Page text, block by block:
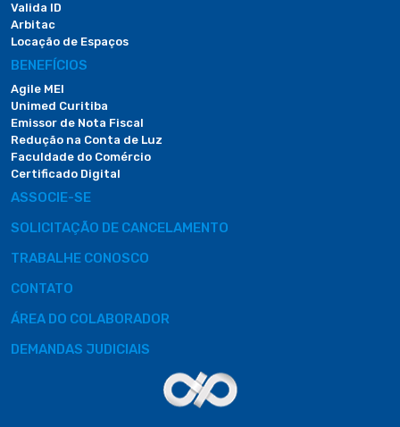
Valida ID
Arbitac
Locação de Espaços
BENEFÍCIOS
Agile MEI
Unimed Curitiba
Emissor de Nota Fiscal
Redução na Conta de Luz
Faculdade do Comércio
Certificado Digital
ASSOCIE-SE
SOLICITAÇÃO DE CANCELAMENTO
TRABALHE CONOSCO
CONTATO
ÁREA DO COLABORADOR
DEMANDAS JUDICIAIS